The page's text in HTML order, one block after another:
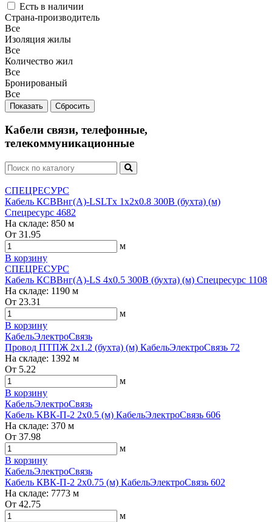
Есть в наличии
Страна-производитель
Все
Изоляция жилы
Все
Количество жил
Все
Бронированый
Все
Кабели связи, телефонные,
телекоммуникационные
СПЕЦРЕСУРС
Кабель КСВВнг(А)-LSLTx 1х2х0.8 300В (бухта) (м)
Спецресурс 4682
На складе: 850 м
От 31.95
м
В корзину
СПЕЦРЕСУРС
Кабель КСВВнг(А)-LS 4х0.5 300В (бухта) (м) Спецресурс 1108
На складе: 1190 м
От 23.31
м
В корзину
КабельЭлектроСвязь
Провод ПТПЖ 2х1.2 (бухта) (м) КабельЭлектроСвязь 72
На складе: 1392 м
От 5.22
м
В корзину
КабельЭлектроСвязь
Кабель КВК-П-2 2х0.5 (м) КабельЭлектроСвязь 606
На складе: 370 м
От 37.98
м
В корзину
КабельЭлектроСвязь
Кабель КВК-П-2 2х0.75 (м) КабельЭлектроСвязь 602
На складе: 7773 м
От 42.75
м